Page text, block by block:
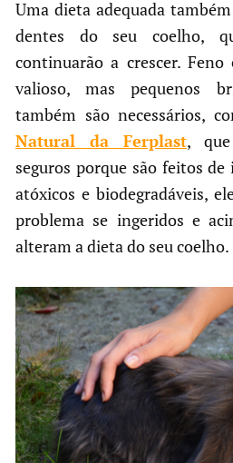
Uma dieta adequada
dentes do seu coelho,
continuarão a crescer.
valioso, mas pequenos
também são necessários,
Natural da Ferplast,
seguros porque são feitos
atóxicos e biodegradáveis,
problema se ingeridos e
alteram a dieta do seu coelho.